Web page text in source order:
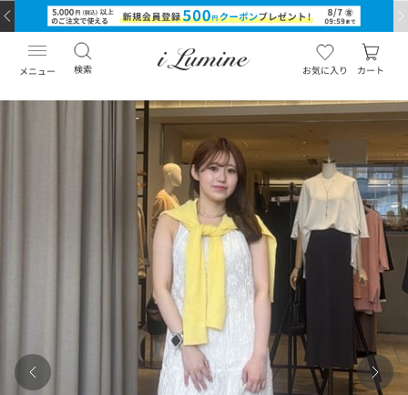
メニュー 検索 お気に入り カート